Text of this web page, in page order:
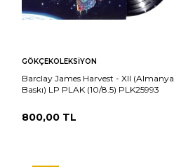
Sepete
Ekle
GÖKÇEKOLEKSIYON
Barclay James Harvest - XII (Almanya
Baskı) LP PLAK (10/8.5) PLK25993
800,00 TL